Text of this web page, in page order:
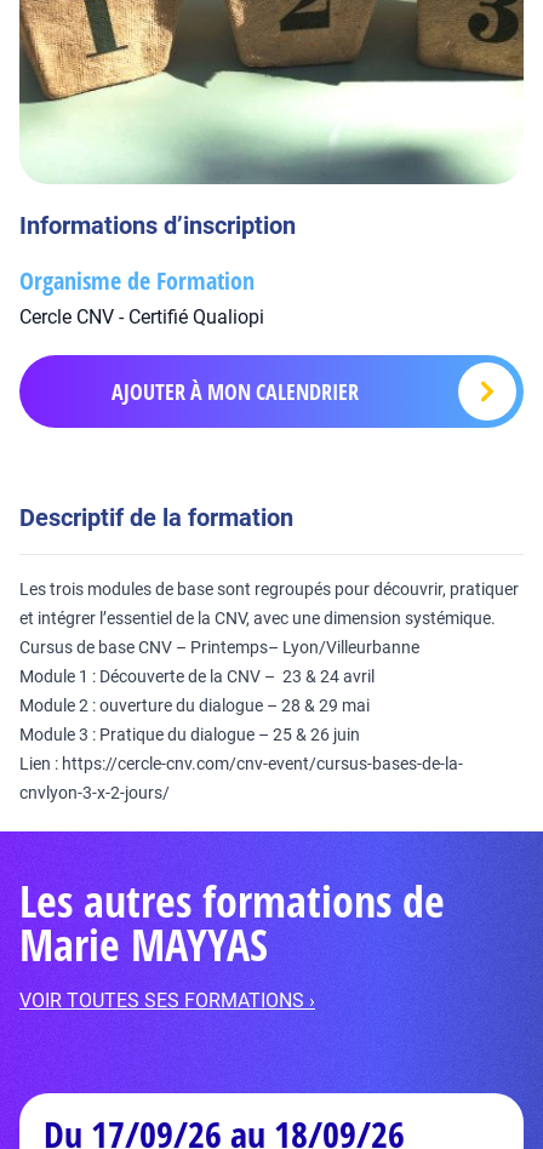
Informations d’inscription
Organisme de Formation
Cercle CNV - Certifié Qualiopi
AJOUTER À MON CALENDRIER
Descriptif de la formation
Les trois modules de base sont regroupés pour découvrir, pratiquer
et intégrer l’essentiel de la CNV, avec une dimension systémique.
Cursus de base CNV – Printemps– Lyon/Villeurbanne
Module 1 : Découverte de la CNV – 23 & 24 avril
Module 2 : ouverture du dialogue – 28 & 29 mai
Module 3 : Pratique du dialogue – 25 & 26 juin
Lien : https://cercle-cnv.com/cnv-event/cursus-bases-de-la-
cnvlyon-3-x-2-jours/
Les autres formations de
Marie MAYYAS
VOIR TOUTES SES FORMATIONS ›
Du 17/09/26 au 18/09/26